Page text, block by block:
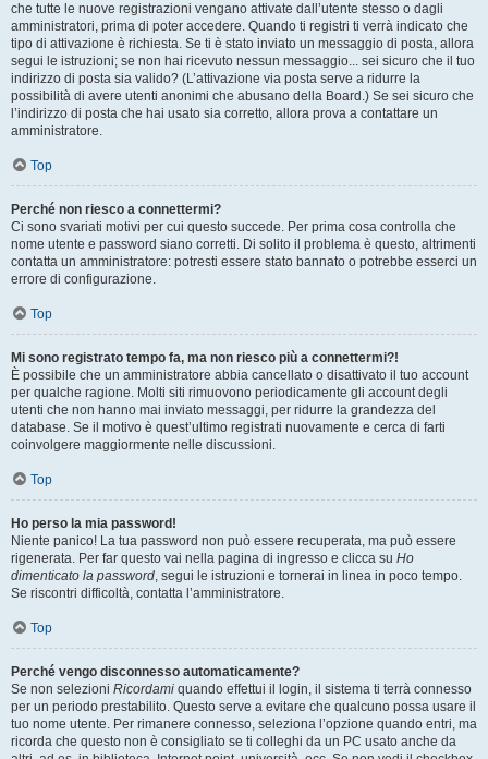
che tutte le nuove registrazioni vengano attivate dall’utente stesso o dagli
amministratori, prima di poter accedere. Quando ti registri ti verrà indicato che
tipo di attivazione è richiesta. Se ti è stato inviato un messaggio di posta, allora
segui le istruzioni; se non hai ricevuto nessun messaggio... sei sicuro che il tuo
indirizzo di posta sia valido? (L’attivazione via posta serve a ridurre la
possibilità di avere utenti anonimi che abusano della Board.) Se sei sicuro che
l’indirizzo di posta che hai usato sia corretto, allora prova a contattare un
amministratore.
Top
Perché non riesco a connettermi?
Ci sono svariati motivi per cui questo succede. Per prima cosa controlla che
nome utente e password siano corretti. Di solito il problema è questo, altrimenti
contatta un amministratore: potresti essere stato bannato o potrebbe esserci un
errore di configurazione.
Top
Mi sono registrato tempo fa, ma non riesco più a connettermi?!
È possibile che un amministratore abbia cancellato o disattivato il tuo account
per qualche ragione. Molti siti rimuovono periodicamente gli account degli
utenti che non hanno mai inviato messaggi, per ridurre la grandezza del
database. Se il motivo è quest’ultimo registrati nuovamente e cerca di farti
coinvolgere maggiormente nelle discussioni.
Top
Ho perso la mia password!
Niente panico! La tua password non può essere recuperata, ma può essere
rigenerata. Per far questo vai nella pagina di ingresso e clicca su Ho
dimenticato la password, segui le istruzioni e tornerai in linea in poco tempo.
Se riscontri difficoltà, contatta l’amministratore.
Top
Perché vengo disconnesso automaticamente?
Se non selezioni Ricordami quando effettui il login, il sistema ti terrà connesso
per un periodo prestabilito. Questo serve a evitare che qualcuno possa usare il
tuo nome utente. Per rimanere connesso, seleziona l’opzione quando entri, ma
ricorda che questo non è consigliato se ti colleghi da un PC usato anche da